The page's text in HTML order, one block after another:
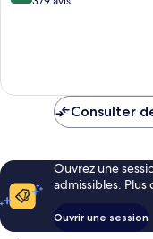
Consulter
Ouvrez une
admissibles.
Ouvrir une session